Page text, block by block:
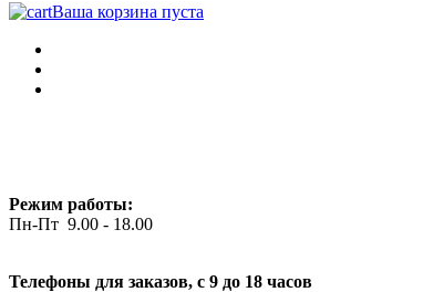
Ваша корзина пуста
Режим работы:
Пн-Пт 9.00 - 18.00
Телефоны для заказов, c 9 до 18 часов